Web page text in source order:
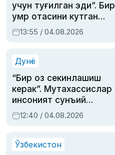
учун туғилган эди”. Бир
умр отасини кутган
актриса ва дубльяж
устаси Римма
синовларга тўла ҳаёти
13:55 / 04.08.2026
Дунё
“Бир оз секинлашиш
керак”. Мутахассислар
инсоният сунъий
интеллектни бошқара
олмай қолишидан
12:40 / 04.08.2026
Ўзбекистон